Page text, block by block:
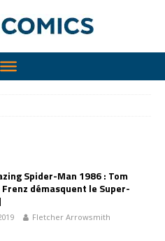
Spider-Man 1986 : Tom
Frenz démasquent le Super-
Fletcher Arrowsmith